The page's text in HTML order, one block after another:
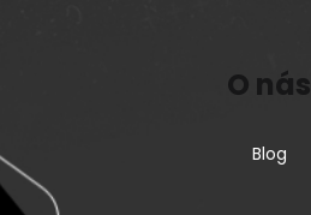
O nás
Blog